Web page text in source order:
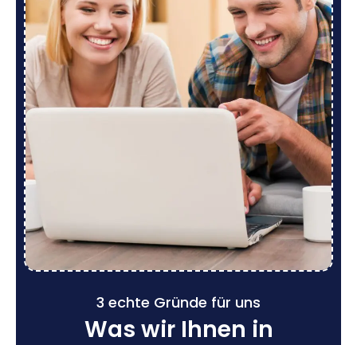
3 echte Gründe für uns
Was wir Ihnen in